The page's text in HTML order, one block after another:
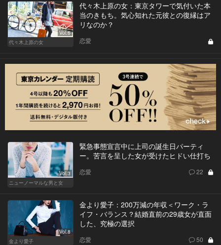
Vol.6
代々木上原の女
代々木上原の女：東京タワーで気付いた本
当のきもち。気心知れた元彼との復縁はア
リなのか？
恋愛
Vol.3
ニューノーマルな男と女
緊急事態宣言中に上司の誕生日パーティ
ー。苦言を呈した女が受けたヒドい仕打ち
恋愛 22
Vol.8
金より愛子
金より愛子：200万減の年収＜ワーク・ラ
イフ・バランス？結婚直前の29歳女が直面
した、究極の選択
恋愛 50